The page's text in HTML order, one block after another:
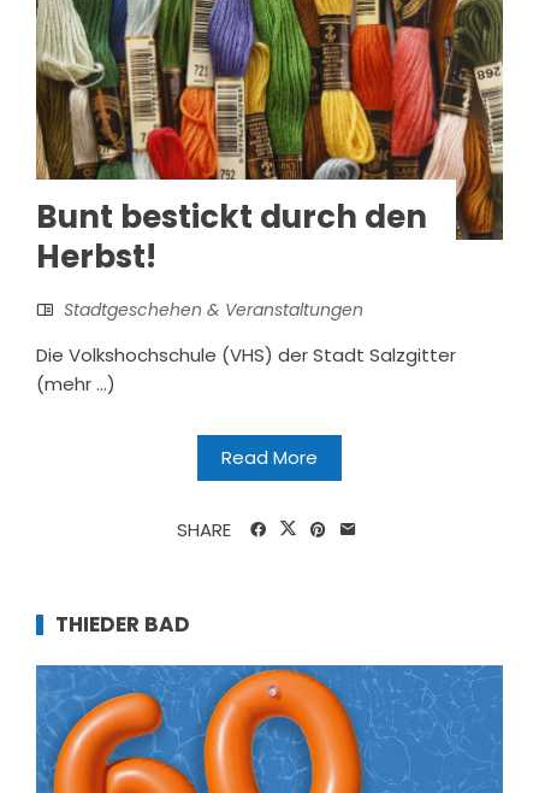
Bunt bestickt durch den
Herbst!
Stadtgeschehen & Veranstaltungen
Die Volkshochschule (VHS) der Stadt Salzgitter
(mehr …)
Read More
SHARE
THIEDER BAD